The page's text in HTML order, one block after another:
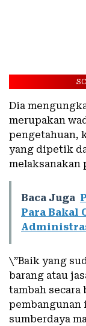
Dia
merupakan
pengetahuan,
yang dipetik
melaksanakan
Baca Juga
Para Bakal
\”Baik yang
barang atau
tambah
pembangunan
sumberdaya